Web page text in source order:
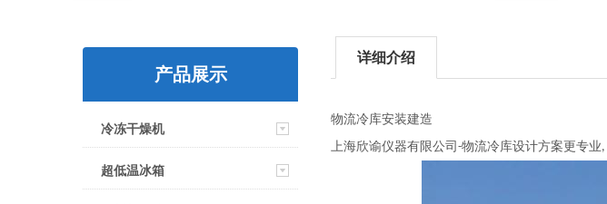
产品展示
冷冻干燥机
超低温冰箱
详细介绍
物流冷库安装建造
上海欣谕仪器有限公司 -物流冷库设计方案更专业,